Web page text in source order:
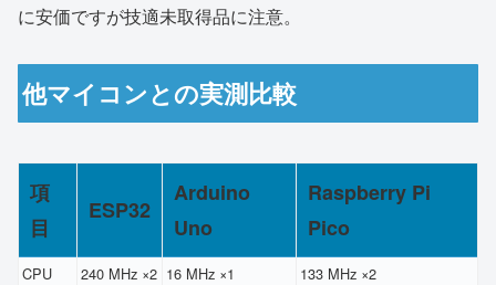
に安価ですが技適未取得品に注意。
他マイコンとの実測比較
項
目
ESP32
Arduino
Uno
Raspberry Pi
Pico
CPU 240 MHz ×2 16 MHz ×1
133 MHz ×2